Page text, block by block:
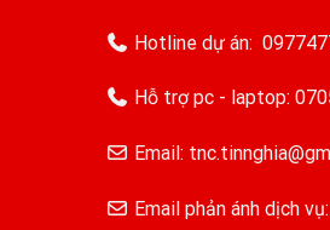
Hotline dự án:
Hỗ trợ pc - laptop:
Email:
Email phản ánh dịch